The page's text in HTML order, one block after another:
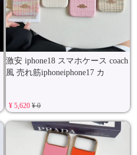
激安 iphone18 スマホケース coach
風 売れ筋iphoneiphone17 カ
¥ 5,620¥ 0